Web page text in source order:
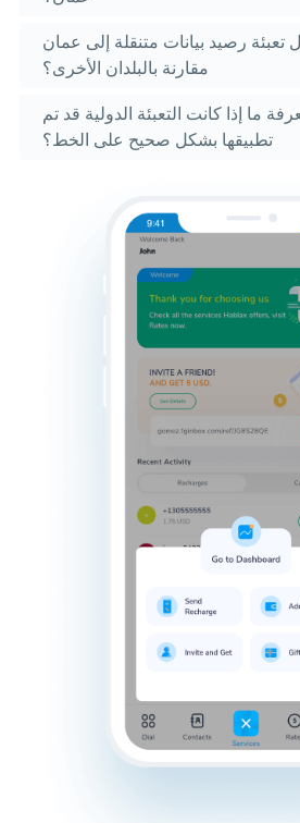
تعبئة رصيد بيانات متنقلة إلى عمان
مقارنة بالبلدان الأخرى؟
ما إذا كانت التعبئة الدولية قد تم
تطبيقها بشكل صحيح على الخط؟